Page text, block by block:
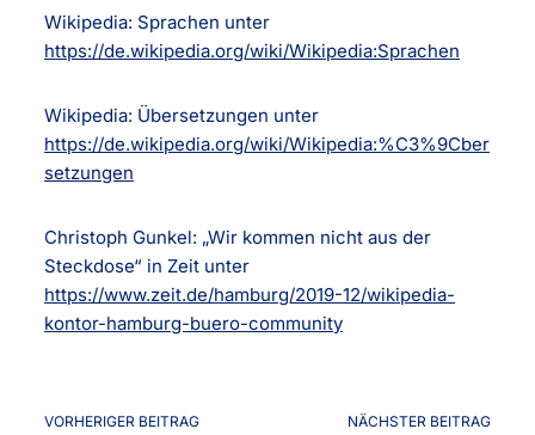
Wikipedia: Sprachen unter
https://de.wikipedia.org/wiki/Wikipedia:Sprachen
Wikipedia: Übersetzungen unter
https://de.wikipedia.org/wiki/Wikipedia:%C3%9Cber
setzungen
Christoph Gunkel: „Wir kommen nicht aus der
Steckdose“ in Zeit unter
https://www.zeit.de/hamburg/2019-12/wikipedia-
kontor-hamburg-buero-community
VORHERIGER BEITRAG NÄCHSTER BEITRAG